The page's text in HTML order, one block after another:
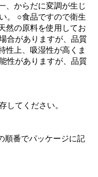
、からだに変調が生じ
。 ○食品ですので衛生
然の原料を使用してお
合がありますが、品質
性上、吸湿性が高くま
性がありますが、品質
してください。
順番でパッケージに記